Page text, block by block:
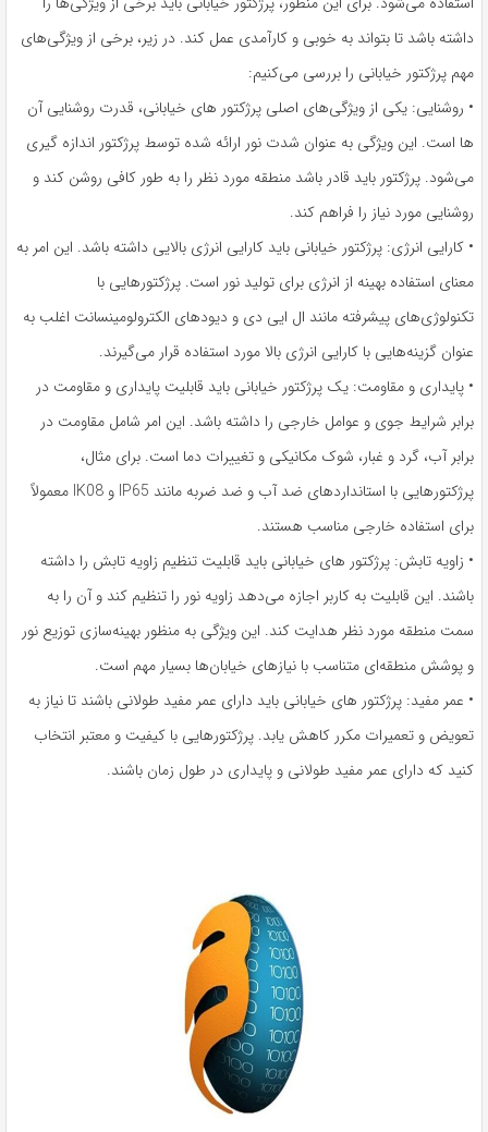
داشته باشد تا بتواند به خوبی و کارآمدی عمل کند. در زیر، برخی از ویژگی‌های
مهم پرژکتور خیابانی را بررسی می‌کنیم:
• روشنایی: یکی از ویژگی‌های اصلی پرژکتور های خیابانی، قدرت روشنایی آن
ها است. این ویژگی به عنوان شدت نور ارائه شده توسط پرژکتور اندازه گیری
می‌شود. پرژکتور باید قادر باشد منطقه مورد نظر را به طور کافی روشن کند و
روشنایی مورد نیاز را فراهم کند.
• کارایی انرژی: پرژکتور خیابانی باید کارایی انرژی بالایی داشته باشد. این امر به
معنای استفاده بهینه از انرژی برای تولید نور است. پرژکتورهایی با
تکنولوژی‌های پیشرفته مانند ال ایی دی و دیودهای الکترولومینسانت اغلب به
عنوان گزینه‌هایی با کارایی انرژی بالا مورد استفاده قرار می‌گیرند.
• پایداری و مقاومت: یک پرژکتور خیابانی باید قابلیت پایداری و مقاومت در
برابر شرایط جوی و عوامل خارجی را داشته باشد. این امر شامل مقاومت در
برابر آب، گرد و غبار، شوک مکانیکی و تغییرات دما است. برای مثال،
پرژکتورهایی با استانداردهای ضد آب و ضد ضربه مانند IP65 و IK08 معمولاً
برای استفاده خارجی مناسب هستند.
• زاویه تابش: پرژکتور های خیابانی باید قابلیت تنظیم زاویه تابش را داشته
باشند. این قابلیت به کاربر اجازه می‌دهد زاویه نور را تنظیم کند و آن را به
سمت منطقه مورد نظر هدایت کند. این ویژگی به منظور بهینه‌سازی توزیع نور
و پوشش منطقه‌ای متناسب با نیازهای خیابان‌ها بسیار مهم است.
• عمر مفید: پرژکتور های خیابانی باید دارای عمر مفید طولانی باشند تا نیاز به
تعویض و تعمیرات مکرر کاهش یابد. پرژکتورهایی با کیفیت و معتبر انتخاب
کنید که دارای عمر مفید طولانی و پایداری در طول زمان باشند.